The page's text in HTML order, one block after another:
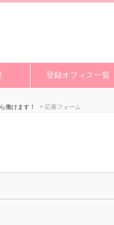
登録オフィス一覧
働けます！ 応募フォーム